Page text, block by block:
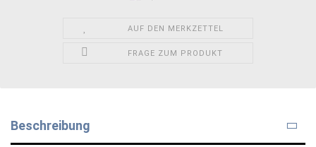
AUF DEN MERKZETTEL
FRAGE ZUM PRODUKT
Beschreibung